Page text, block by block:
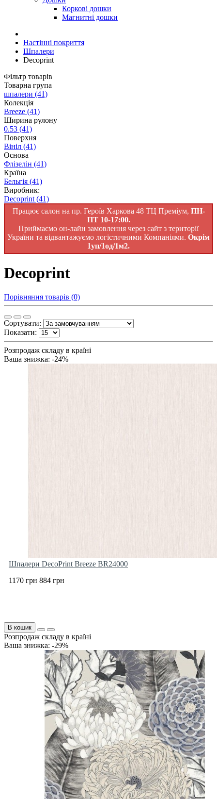
Коркові дошки
Магнитні дошки
Настінні покриття
Шпалери
Decoprint
Фільтр товарів
Товарна група
шпалери (41)
Колекція
Breeze (41)
Ширина рулону
0.53 (41)
Поверхня
Вініл (41)
Основа
Флізелін (41)
Країна
Бельгія (41)
Виробник:
Decoprint (41)
Працює салон на пр. Героїв Харкова 48 ТЦ Преміум, ПН-
ПТ 10-17:00.
Приймаємо он-лайн замовлення через сайт з території
України та відвантажуємо логістичними Компаніями. Окрім
1уп/1од/1м2.
Decoprint
Порівняння товарів (0)
Сортувати:
Показати:
Розпродаж складу в країні
Ваша знижка: -24%
Шпалери DecoPrint Breeze BR24000
1170 грн 884 грн
В кошик
Розпродаж складу в країні
Ваша знижка: -29%